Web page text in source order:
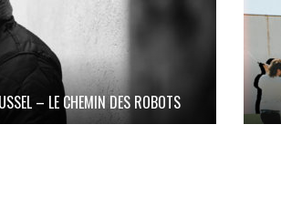
– LE CHEMIN DES ROBOTS